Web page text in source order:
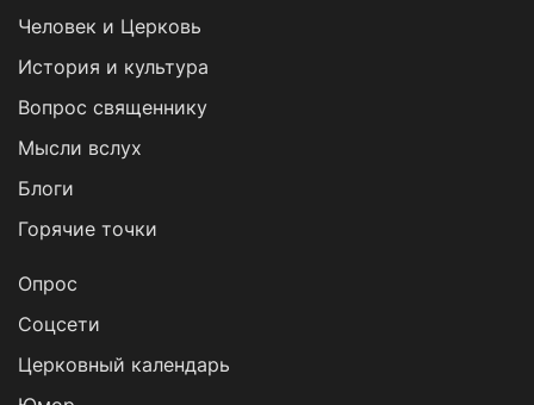
Человек и Церковь
История и культура
Вопрос священнику
Мысли вслух
Блоги
Горячие точки
Опрос
Cоцсети
Церковный календарь